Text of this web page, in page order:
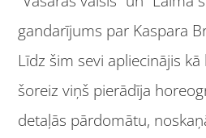
gandarījums par Kaspara
Līdz šim sevi apliecinājis
šoreiz viņš pierādīja
detaļās pārdomātu,